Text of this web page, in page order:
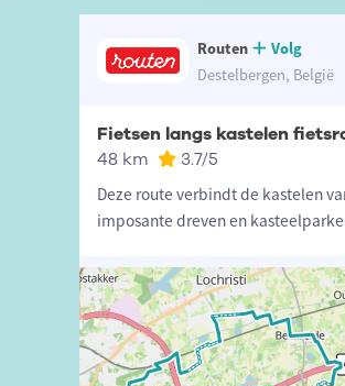
Routen
Volg
Destelbergen, België
Fietsen langs kastelen
48 km 3.7/5
Deze route verbindt de kastelen
imposante dreven en